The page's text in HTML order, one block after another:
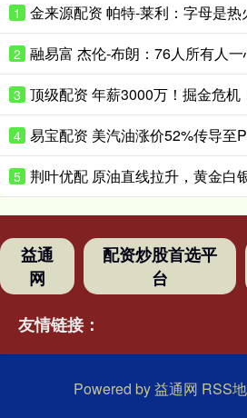
1
2
3
4
5
益通
网
配资炒股首选平
台
友情链接：
Powered by益通网 RSS